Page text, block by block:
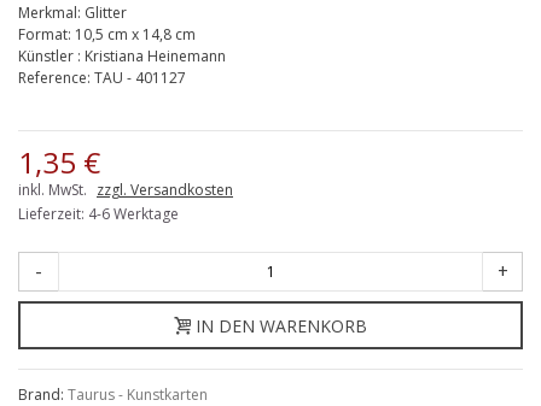
Merkmal: Glitter
Format: 10,5 cm x 14,8 cm
Künstler : Kristiana Heinemann
Reference: TAU - 401127
1,35 €
inkl. MwSt. zzgl. Versandkosten
Lieferzeit: 4-6 Werktage
- +
IN DEN WARENKORB
Brand: Taurus - Kunstkarten